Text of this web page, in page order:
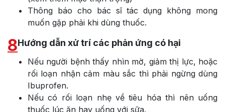
Thông báo cho bác sĩ tác dụng không mong
muốn gặp phải khi dùng thuốc.
8Hướng dẫn xử trí các phản ứng có hại
Nếu người bệnh thấy nhìn mờ, giảm thị lực, hoặc
rối loạn nhận cảm màu sắc thì phải ngừng dùng
Ibuprofen.
Nếu có rối loạn nhẹ về tiêu hóa thì nên uống
thuốc lúc ăn hay uống với sữa.